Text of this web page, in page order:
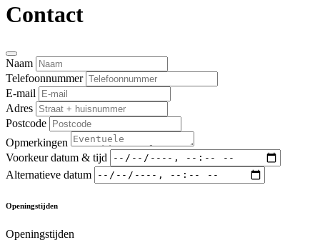
Contact
Naam
Telefoonnummer
E-mail
Adres
Postcode
Opmerkingen
Voorkeur datum & tijd
Alternatieve datum
Openingstijden
Openingstijden